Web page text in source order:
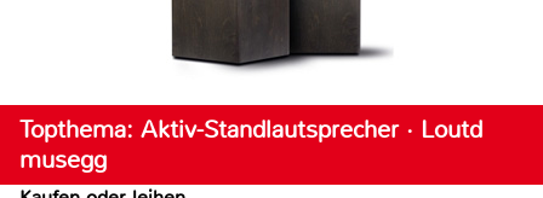
Topthema: Aktiv-Standlautsprecher · Loutd
musegg